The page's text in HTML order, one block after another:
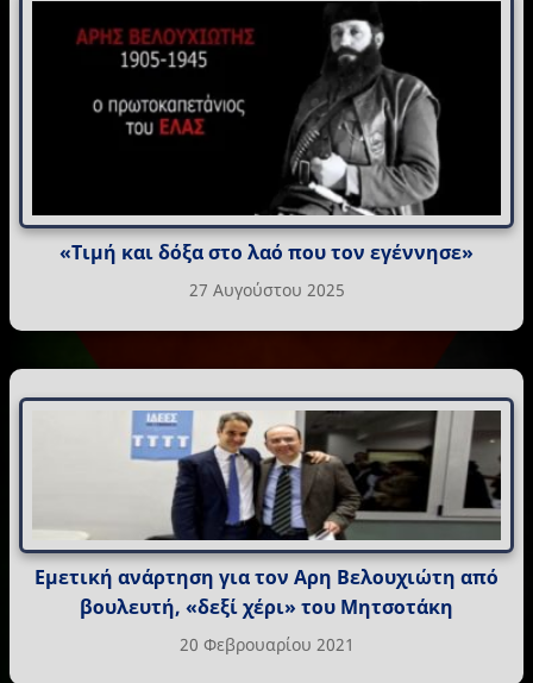
«Τιμή και δόξα στο λαό που τον εγέννησε»
27 Αυγούστου 2025
Εμετική ανάρτηση για τον Αρη Βελουχιώτη από
βουλευτή, «δεξί χέρι» του Μητσοτάκη
20 Φεβρουαρίου 2021